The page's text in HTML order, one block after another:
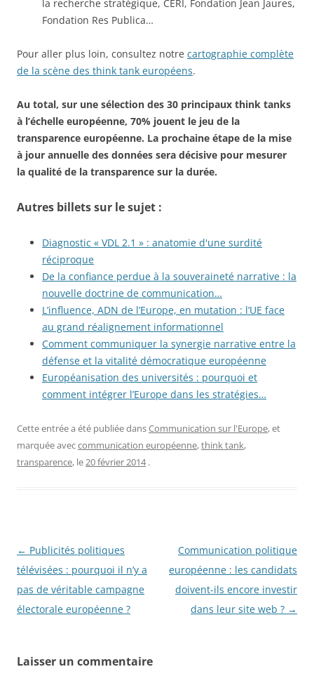
la recherche stratégique, CERI, Fondation Jean Jaures,
Fondation Res Publica…
Pour aller plus loin, consultez notre cartographie complète
de la scène des think tank européens.
Au total, sur une sélection des 30 principaux think tanks
à l’échelle européenne, 70% jouent le jeu de la
transparence européenne. La prochaine étape de la mise
à jour annuelle des données sera décisive pour mesurer
la qualité de la transparence sur la durée.
Autres billets sur le sujet :
Diagnostic « VDL 2.1 » : anatomie d'une surdité
réciproque
De la confiance perdue à la souveraineté narrative : la
nouvelle doctrine de communication…
L’influence, ADN de l’Europe, en mutation : l’UE face
au grand réalignement informationnel
Comment communiquer la synergie narrative entre la
défense et la vitalité démocratique européenne
Européanisation des universités : pourquoi et
comment intégrer l’Europe dans les stratégies…
Cette entrée a été publiée dansCommunication sur l'Europe, et
marquée aveccommunication européenne,think tank,
transparence, le20 février 2014 .
Navigation
des
articles
← Publicités politiques
télévisées : pourquoi il n’y a
pas de véritable campagne
électorale européenne ?
Communication politique
européenne : les candidats
doivent-ils encore investir
dans leur site web ? →
Laisser un commentaire